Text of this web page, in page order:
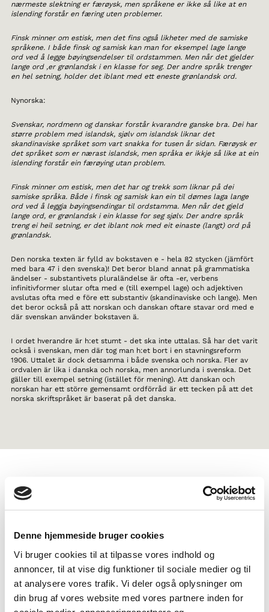
Denne hjemmeside bruger cookies
Vi bruger cookies til at tilpasse vores indhold og
annoncer, til at vise dig funktioner til sociale medier og til
at analysere vores trafik. Vi deler også oplysninger om
din brug af vores website med vores partnere inden for
TAGGAR
Åk. 5-6 Åk. 7-9 Språk
Faktatext
nærmeste slektning er færøysk, men språkene er ikke så like at en
islending forstår en færing uten problemer.
Finsk minner om estisk, men det fins også likheter med de samiske
språkene. I både finsk og samisk kan man for eksempel lage lange
ord ved å legge bøyingsendelser til ordstammen. Men når det gjelder
lange ord ,er grønlandsk i en klasse for seg. Der andre språk trenger
en hel setning, holder det iblant med ett eneste grønlandsk ord.
Nynorska:
Svenskar, nordmenn og danskar forstår kvarandre ganske bra. Dei har
større problem med islandsk, sjølv om islandsk liknar det
skandinaviske språket som vart snakka for tusen år sidan. Færøysk er
det språket som er nærast islandsk, men språka er ikkje så like at ein
islending forstår ein færøying utan problem.
Finsk minner om estisk, men det har og trekk som liknar på dei
samiske språka. Både i finsk og samisk kan ein til dømes laga lange
ord ved å leggja bøyingsendingar til ordstamma. Men når det gjeld
lange ord, er grønlandsk i ein klasse for seg sjølv. Der andre språk
treng ei heil setning, er det iblant nok med eit einaste (langt) ord på
grønlandsk.
Den norska texten är fylld av bokstaven e - hela 82 stycken (jämfört
med bara 47 i den svenska)! Det beror bland annat på grammatiska
ändelser - substantivets pluraländelse är ofta -er, verbens
infinitivformer slutar ofta med e (till exempel lage) och adjektiven
avslutas ofta med e före ett substantiv (skandinaviske och lange). Men
det beror också på att norskan och danskan oftare stavar ord med e
där svenskan använder bokstaven ä.
I ordet hverandre är h:et stumt - det ska inte uttalas. Så har det varit
också i svenskan, men där tog man h:et bort i en stavningsreform
1906. Uttalet är dock detsamma i både svenska och norska. Fler av
ordvalen är lika i danska och norska, men annorlunda i svenska. Det
gäller till exempel setning (istället för mening). Att danskan och
norskan har ett större gemensamt ordförråd är ett tecken på att det
norska skriftspråket är baserat på det danska.